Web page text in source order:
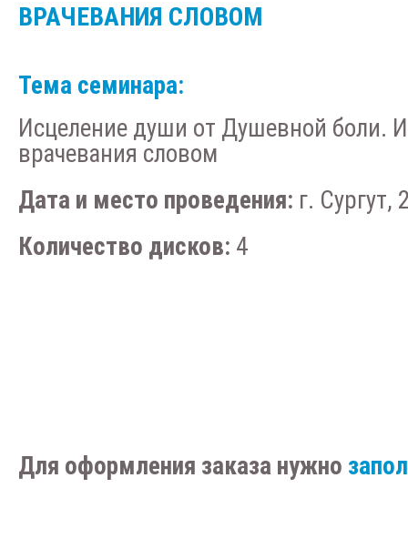
ВРАЧЕВАНИЯ СЛОВОМ
Тема семинара:
Исцеление души от Душевной боли.
врачевания словом
Дата и место проведения: г. Сургут,
Количество дисков: 4
Для оформления заказа нужно